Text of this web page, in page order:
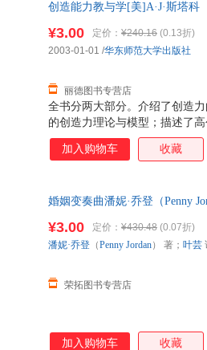
的一大风格，也是作者提倡学
创造能力教与学[美]A·J·斯塔科
发票！
全书分两大部分。介绍了创造
的创造力理论与模型；描述了
诸多内容。
¥3.00 定价： ¥240.16 (0.13折)
丽德图书专营店
2003-01-01 /华东师范大学出版社
加入购物车 收藏
婚姻变奏曲潘妮·乔登（Penny
子发票！
¥3.00 定价： ¥430.48 (0.07折)
荣拓图书专营店
潘妮·乔登 （Penny Jordan） 著； 叶芸
加入购物车 收藏